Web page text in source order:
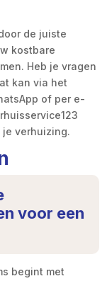
de juiste
kostbare
Heb je vragen
kan via het
of per e-
verhuizing.
voor een
begint met